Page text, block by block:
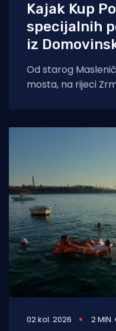
Kajak Kup
specijalnih
iz
Od starog
mosta, na rijeci
02 kol. 2026 2 MIN.